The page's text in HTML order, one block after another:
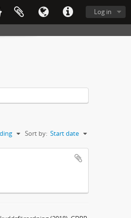
Log in
Sort by: Start date